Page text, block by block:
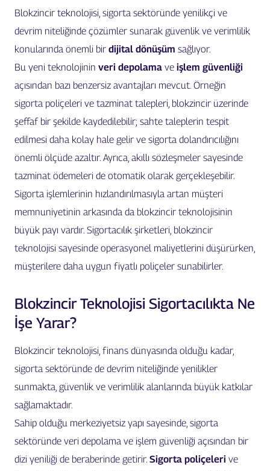
Blokzincir teknolojisi, sigorta sektöründe yenilikçi ve
devrim niteliğinde çözümler sunarak güvenlik ve verimlilik
konularında önemli bir dijital dönüşüm sağlıyor.
Bu yeni teknolojinin veri depolama ve işlem güvenliği
açısından bazı benzersiz avantajları mevcut. Örneğin
sigorta poliçeleri ve tazminat talepleri, blokzincir üzerinde
şeffaf bir şekilde kaydedilebilir; sahte taleplerin tespit
edilmesi daha kolay hale gelir ve sigorta dolandırıcılığını
önemli ölçüde azaltır. Ayrıca, akıllı sözleşmeler sayesinde
tazminat ödemeleri de otomatik olarak gerçekleşebilir.
Sigorta işlemlerinin hızlandırılmasıyla artan müşteri
memnuniyetinin arkasında da blokzincir teknolojisinin
büyük payı vardır. Sigortacılık şirketleri, blokzincir
teknolojisi sayesinde operasyonel maliyetlerini düşürürken,
müşterilere daha uygun fiyatlı poliçeler sunabilirler.
Blokzincir Teknolojisi Sigortacılıkta Ne
İşe Yarar?
Blokzincir teknolojisi, finans dünyasında olduğu kadar,
sigorta sektöründe de devrim niteliğinde yenilikler
sunmakta, güvenlik ve verimlilik alanlarında büyük katkılar
sağlamaktadır.
Sahip olduğu merkeziyetsiz yapı sayesinde, sigorta
sektöründe veri depolama ve işlem güvenliği açısından bir
dizi yeniliği de beraberinde getirir. Sigorta poliçeleri ve